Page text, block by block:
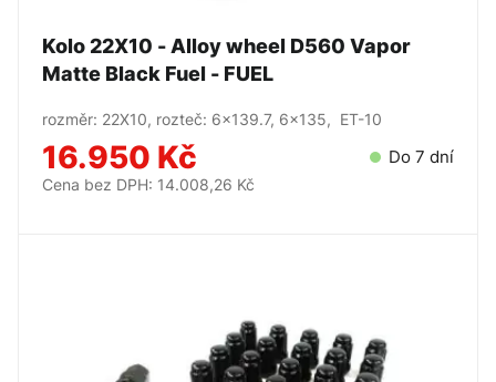
Kolo 22X10 - Alloy wheel D560 Vapor
rozměr: 22X10, rozteč: 6x139.7, 6x135, ET-10
16.950 Kč Do 7 dní
Cena bez DPH: 14.008,26 Kč